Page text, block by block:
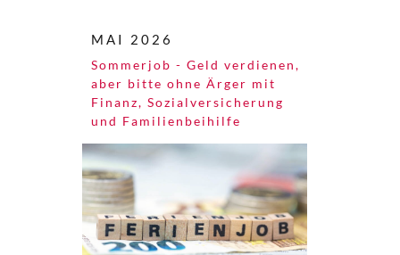
MAI 2026
Sommerjob - Geld verdienen,
aber bitte ohne Ärger mit
Finanz, Sozialversicherung
und Familienbeihilfe